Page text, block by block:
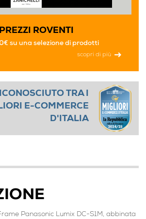
ROVENTI
su una selezione di prodotti
scopri di più
TRA I
E-COMMERCE
D'ITALIA
Panasonic Lumix DC-S1M, abbinata